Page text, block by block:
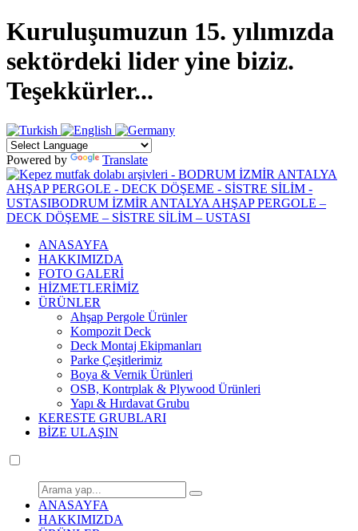
Kuruluşumuzun 15. yılımızda
sektördeki lider yine biziz.
Teşekkürler...
Powered by Translate
ANASAYFA
HAKKIMIZDA
FOTO GALERİ
HİZMETLERİMİZ
ÜRÜNLER
Ahşap Pergole Ürünler
Kompozit Deck
Deck Montaj Ekipmanları
Parke Çeşitlerimiz
Boya & Vernik Ürünleri
OSB, Kontrplak & Plywood Ürünleri
Yapı & Hırdavat Grubu
KERESTE GRUBLARI
BİZE ULAŞIN
ANASAYFA
HAKKIMIZDA